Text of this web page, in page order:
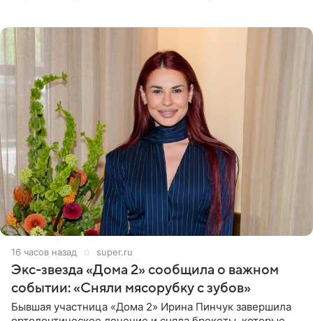
16 часов назад super.ru
Экс-звезда «Дома 2» сообщила о важном
событии: «Сняли мясорубку с зубов»
Бывшая участница «Дома 2» Ирина Пинчук завершила